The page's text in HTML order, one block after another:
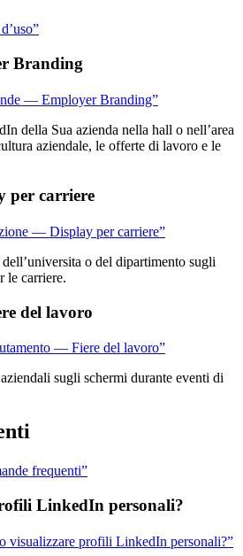
Branding
— Employer Branding”
della Sua azienda nella hall o nell’area
aziendale, le offerte di lavoro e le
per carriere
— Display per carriere”
o del dipartimento sugli
le carriere.
del lavoro
— Fiere del lavoro”
sugli schermi durante eventi di
frequenti”
LinkedIn personali?
visualizzare profili LinkedIn personali?”